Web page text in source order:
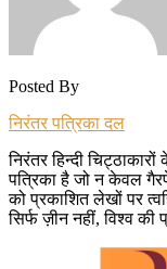
Posted By
निरंतर पत्रिका दल
निरंतर हिन्दी
पत्रिका है जो न केवल
को प्रकाशित लेखों पर
सिर्फ ज़ीन नहीं, विश्व